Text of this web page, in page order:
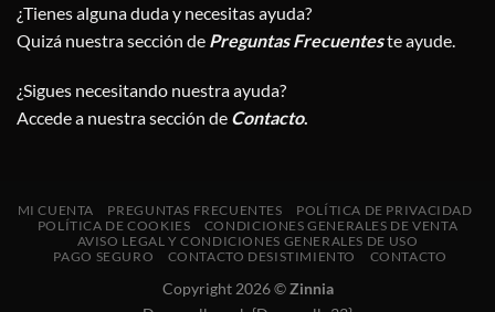
¿Tienes alguna duda y necesitas ayuda?
Quizá nuestra sección de Preguntas Frecuenteste ayude.
¿Sigues necesitando nuestra ayuda?
Accede a nuestra sección de Contacto.
MI CUENTA PREGUNTAS FRECUENTES
POLÍTICA DE PRIVACIDAD
POLÍTICA DE COOKIES
CONDICIONES GENERALES DE VENTA
AVISO LEGAL Y CONDICIONES GENERALES DE USO
PAGO SEGURO
CONTACTO DESISTIMIENTO CONTACTO
Copyright 2026 ©Zinnia